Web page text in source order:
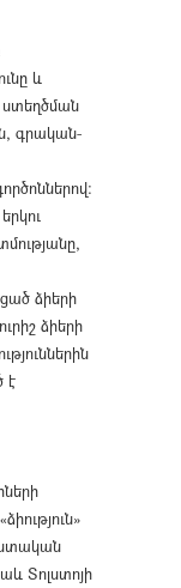
և
գրական-
ձիերի
ձիերի
է
Տոլստոյի